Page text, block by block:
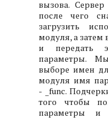
вызова.
после чего
загрузить
модуля, а
и передать
параметры.
выборе имен
модуля имя
- _func.
того чтобы
параметры и